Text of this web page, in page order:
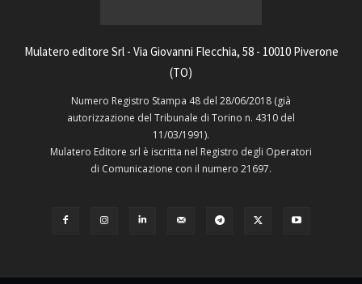
Mulatero editore Srl - Via Giovanni Flecchia, 58 - 10010 Piverone
(TO)
Numero Registro Stampa 48 del 28/06/2018 (già
autorizzazione del Tribunale di Torino n. 4310 del
11/03/1991).
Mulatero Editore srl è iscritta nel Registro degli Operatori
di Comunicazione con il numero 21697.